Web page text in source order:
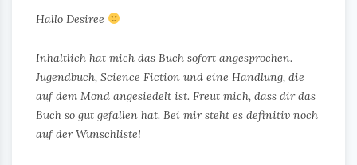
Hallo Desiree
Inhaltlich hat mich das Buch sofort angesprochen.
Jugendbuch, Science Fiction und eine Handlung, die
auf dem Mond angesiedelt ist. Freut mich, dass dir das
Buch so gut gefallen hat. Bei mir steht es definitiv noch
auf der Wunschliste!